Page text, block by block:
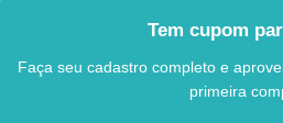
Tem cupom
Faça seu cadastro completo e
primeira